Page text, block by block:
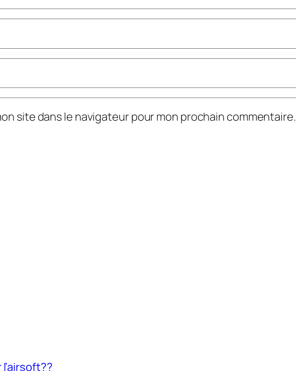
site dans le navigateur pour mon prochain commentaire.